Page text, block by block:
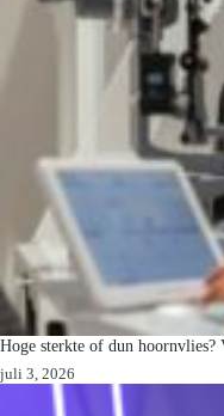
Hoge sterkte of dun hoornvlies?
juli 3, 2026